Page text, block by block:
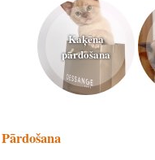
Kaķēna
pārdošana
Pārdošana